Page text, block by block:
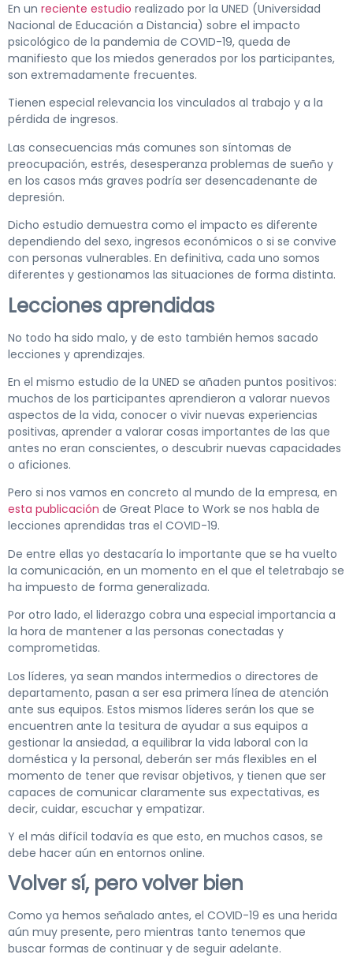
En un reciente estudio realizado por la UNED (Universidad
Nacional de Educación a Distancia) sobre el impacto
psicológico de la pandemia de COVID-19, queda de
manifiesto que los miedos generados por los participantes,
son extremadamente frecuentes.
Tienen especial relevancia los vinculados al trabajo y a la
pérdida de ingresos.
Las consecuencias más comunes son síntomas de
preocupación, estrés, desesperanza problemas de sueño y
en los casos más graves podría ser desencadenante de
depresión.
Dicho estudio demuestra como el impacto es diferente
dependiendo del sexo, ingresos económicos o si se convive
con personas vulnerables. En definitiva, cada uno somos
diferentes y gestionamos las situaciones de forma distinta.
Lecciones aprendidas
No todo ha sido malo, y de esto también hemos sacado
lecciones y aprendizajes.
En el mismo estudio de la UNED se añaden puntos positivos:
muchos de los participantes aprendieron a valorar nuevos
aspectos de la vida, conocer o vivir nuevas experiencias
positivas, aprender a valorar cosas importantes de las que
antes no eran conscientes, o descubrir nuevas capacidades
o aficiones.
Pero si nos vamos en concreto al mundo de la empresa, en
esta publicación de Great Place to Work se nos habla de
lecciones aprendidas tras el COVID-19.
De entre ellas yo destacaría lo importante que se ha vuelto
la comunicación, en un momento en el que el teletrabajo se
ha impuesto de forma generalizada.
Por otro lado, el liderazgo cobra una especial importancia a
la hora de mantener a las personas conectadas y
comprometidas.
Los líderes, ya sean mandos intermedios o directores de
departamento, pasan a ser esa primera línea de atención
ante sus equipos. Estos mismos líderes serán los que se
encuentren ante la tesitura de ayudar a sus equipos a
gestionar la ansiedad, a equilibrar la vida laboral con la
doméstica y la personal, deberán ser más flexibles en el
momento de tener que revisar objetivos, y tienen que ser
capaces de comunicar claramente sus expectativas, es
decir, cuidar, escuchar y empatizar.
Y el más difícil todavía es que esto, en muchos casos, se
debe hacer aún en entornos online.
Volver sí, pero volver bien
Como ya hemos señalado antes, el COVID-19 es una herida
aún muy presente, pero mientras tanto tenemos que
buscar formas de continuar y de seguir adelante.